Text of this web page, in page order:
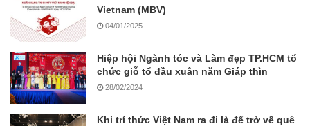
Vietnam (MBV)
04/01/2025
Hiệp hội Ngành tóc và Làm đẹp TP.HCM tổ
chức giỗ tổ đầu xuân năm Giáp thìn
28/02/2024
Khi trí thức Việt Nam ra đi là để trở về quê